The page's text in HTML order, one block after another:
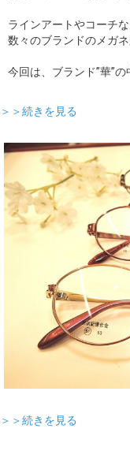
ラインアートやコーチ
数々のブランドのメガ
今回は、ブランド”華”
＞＞続きを見る
＞＞続きを見る